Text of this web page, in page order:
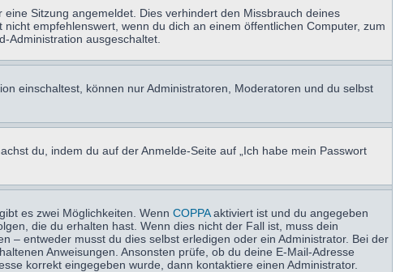
Sitzung angemeldet. Dies verhindert den Missbrauch deines
empfehlenswert, wenn du dich an einem öffentlichen Computer, zum
Administration ausgeschaltet.
einschaltest, können nur Administratoren, Moderatoren und du selbst
du, indem du auf der Anmelde-Seite auf „Ich habe mein Passwort
es zwei Möglichkeiten. Wenn COPPAaktiviert ist und du angegeben
die du erhalten hast. Wenn dies nicht der Fall ist, muss dein
– entweder musst du dies selbst erledigen oder ein Administrator. Bei der
Anweisungen. Ansonsten prüfe, ob du deine E-Mail-Adresse
korrekt eingegeben wurde, dann kontaktiere einen Administrator.